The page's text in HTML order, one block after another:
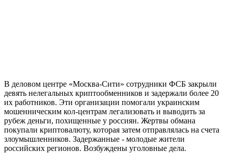
В деловом центре «Москва-Сити» сотрудники ФСБ закрыли
девять нелегальных криптообменников и задержали более 20
их работников. Эти организации помогали украинским
мошенническим кол-центрам легализовать и выводить за
рубеж деньги, похищенные у россиян. Жертвы обмана
покупали криптовалюту, которая затем отправлялась на счета
злоумышленников. Задержанные - молодые жители
российских регионов. Возбуждены уголовные дела.